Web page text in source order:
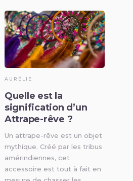
AURÉLIE
Quelle est la
signification d’un
Attrape-rêve ?
Un attrape-rêve est un objet
mythique. Créé par les tribus
amérindiennes, cet
accessoire est tout à fait en